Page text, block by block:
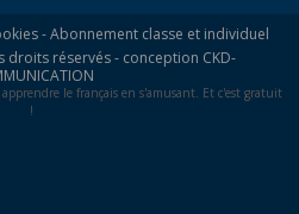
-Abonnement classe et individuel
droits réservés - conception CKD-
le français en s'amusant. Et c'est gratuit
!